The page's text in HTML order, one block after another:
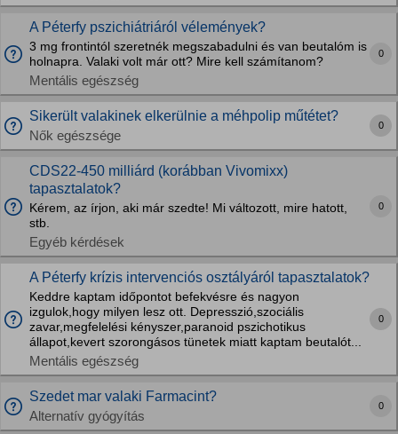
A Péterfy pszichiátriáról vélemények?
3 mg frontintól szeretnék megszabadulni és van beutalóm is
holnapra. Valaki volt már ott? Mire kell számítanom?
Mentális egészség
0
Sikerült valakinek elkerülnie a méhpolip műtétet?
Nők egészsége
0
CDS22-450 milliárd (korábban Vivomixx)
tapasztalatok?
Kérem, az írjon, aki már szedte! Mi változott, mire hatott,
stb.
Egyéb kérdések
0
A Péterfy krízis intervenciós osztályáról tapasztalatok?
Keddre kaptam időpontot befekvésre és nagyon
izgulok,hogy milyen lesz ott. Depresszió,szociális
zavar,megfelelési kényszer,paranoid pszichotikus
állapot,kevert szorongásos tünetek miatt kaptam beutalót...
Mentális egészség
0
Szedet mar valaki Farmacint?
Alternatív gyógyítás
0